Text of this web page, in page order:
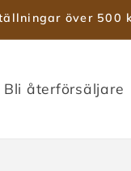
över 500
Bli återförsäljare